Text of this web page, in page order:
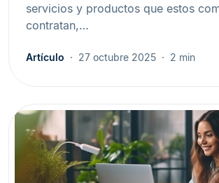
servicios y productos que estos
contratan,…
Artículo 27 octubre 2025 2 min